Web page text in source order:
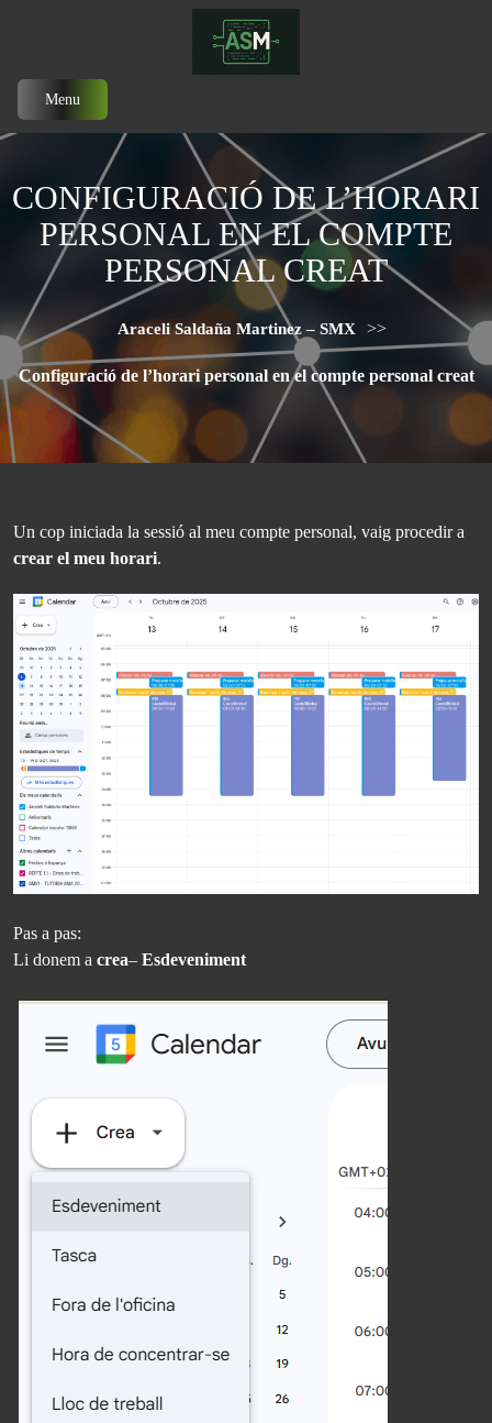
Menu
CONFIGURACIÓ DE L’HORARI
PERSONAL EN EL COMPTE
PERSONAL CREAT
Araceli Saldaña Martinez – SMX >>
Configuració de l’horari personal en el compte personal creat
Un cop iniciada la sessió al meu compte personal, vaig procedir a
crear el meu horari.
Pas a pas:
Li donem a crea– Esdeveniment